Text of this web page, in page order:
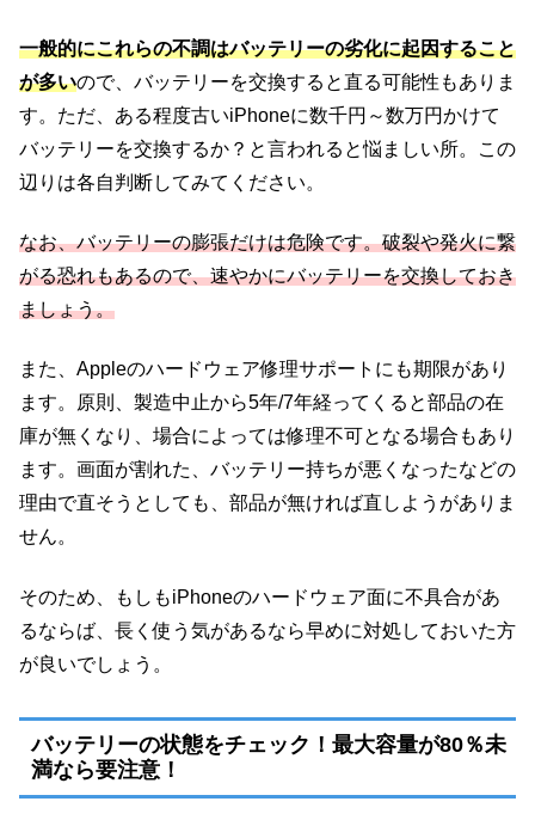
一般的にこれらの不調はバッテリーの劣化に起因すること
が多いので、バッテリーを交換すると直る可能性もありま
す。ただ、ある程度古いiPhoneに数千円～数万円かけて
バッテリーを交換するか？と言われると悩ましい所。この
辺りは各自判断してみてください。
なお、バッテリーの膨張だけは危険です。破裂や発火に繋
がる恐れもあるので、速やかにバッテリーを交換しておき
ましょう。
また、Appleのハードウェア修理サポートにも期限があり
ます。原則、製造中止から5年/7年経ってくると部品の在
庫が無くなり、場合によっては修理不可となる場合もあり
ます。画面が割れた、バッテリー持ちが悪くなったなどの
理由で直そうとしても、部品が無ければ直しようがありま
せん。
そのため、もしもiPhoneのハードウェア面に不具合があ
るならば、長く使う気があるなら早めに対処しておいた方
が良いでしょう。
バッテリーの状態をチェック！最大容量が80％未
満なら要注意！